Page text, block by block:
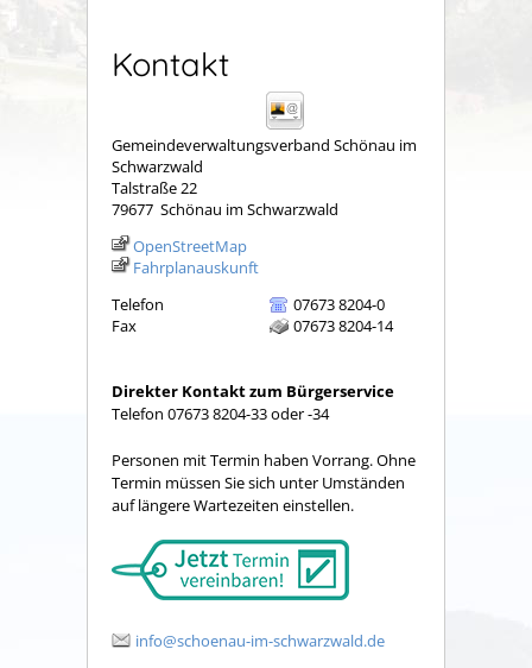
Kontakt
Gemeindeverwaltungsverband Schönau im
Schwarzwald
Talstraße 22
79677 Schönau im Schwarzwald
OpenStreetMap
Fahrplanauskunft
Telefon
07673 8204-0
Fax
07673 8204-14
Direkter Kontakt zum Bürgerservice
Telefon 07673 8204-33 oder -34
Personen mit Termin haben Vorrang. Ohne
Termin müssen Sie sich unter Umständen
auf längere Wartezeiten einstellen.
info@schoenau-im-schwarzwald.de